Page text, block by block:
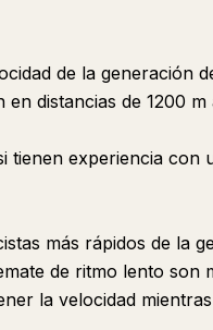
de la generación
distancias de 1200 m
tienen experiencia
más rápidos de la
de ritmo lento
la velocidad